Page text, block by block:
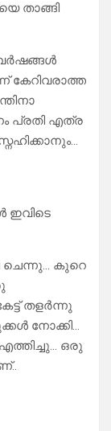
താങ്ങി
വർഷങ്ങൾ
കേറിവരാത്ത
പ്രതി എത്ര
ഇവിടെ
ചെന്നു… കുറെ
തളർന്നു
നോക്കി…
ഒരു